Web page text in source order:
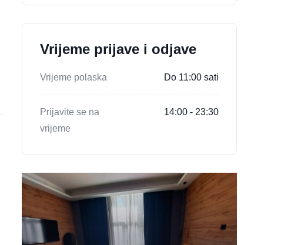
Vrijeme prijave i odjave
Vrijeme polaska Do 11:00 sati
Prijavite se na
vrijeme
14:00 - 23:30